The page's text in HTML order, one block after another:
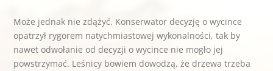
Może jednak nie zdążyć. Konserwator decyzję o wycince
opatrzył rygorem natychmiastowej wykonalności, tak by
nawet odwołanie od decyzji o wycince nie mogło jej
powstrzymać. Leśnicy bowiem dowodzą, że drzewa trzeba